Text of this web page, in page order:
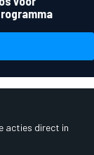
acties direct in